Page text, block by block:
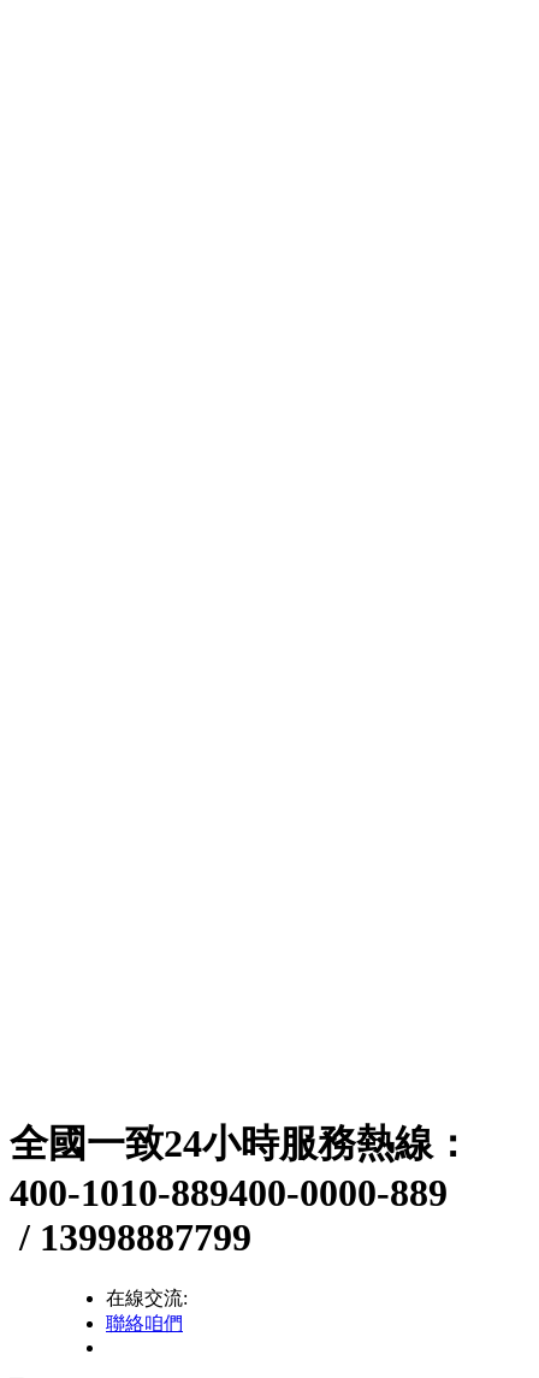
全國一致24小時服務熱線：
400-1010-889400-0000-889
/ 13998887799
在線交流:
聯絡咱們